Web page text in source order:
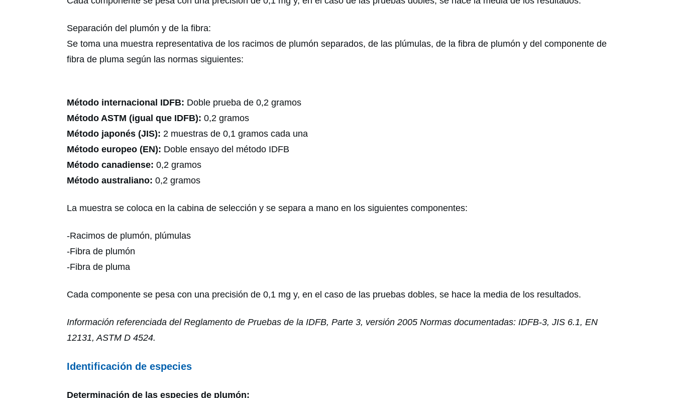
Separación del plumón y de la fibra:
Se toma una muestra representativa de los racimos de plumón separados, de las plúmulas, de la fibra de plumón y del componente de
fibra de pluma según las normas siguientes:
Método internacional IDFB: Doble prueba de 0,2 gramos
Método ASTM (igual que IDFB): 0,2 gramos
Método japonés (JIS): 2 muestras de 0,1 gramos cada una
Método europeo (EN): Doble ensayo del método IDFB
Método canadiense: 0,2 gramos
Método australiano: 0,2 gramos
La muestra se coloca en la cabina de selección y se separa a mano en los siguientes componentes:
-Racimos de plumón, plúmulas
-Fibra de plumón
-Fibra de pluma
Cada componente se pesa con una precisión de 0,1 mg y, en el caso de las pruebas dobles, se hace la media de los resultados.
Información referenciada del Reglamento de Pruebas de la IDFB, Parte 3, versión 2005 Normas documentadas: IDFB-3, JIS 6.1, EN
12131, ASTM D 4524.
Identificación de especies
Determinación de las especies de plumón: